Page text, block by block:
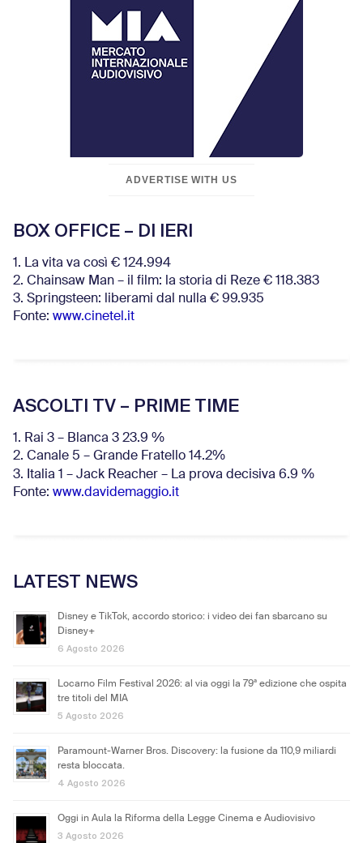
ADVERTISE WITH US
BOX OFFICE – DI IERI
1. La vita va così € 124.994
2. Chainsaw Man – il film: la storia di Reze € 118.383
3. Springsteen: liberami dal nulla € 99.935
Fonte: www.cinetel.it
ASCOLTI TV – PRIME TIME
1. Rai 3 – Blanca 3 23.9 %
2. Canale 5 – Grande Fratello 14.2%
3. Italia 1 – Jack Reacher – La prova decisiva 6.9 %
Fonte: www.davidemaggio.it
LATEST NEWS
Disney e TikTok, accordo storico: i video dei fan sbarcano su
Disney+
6 Agosto 2026
Locarno Film Festival 2026: al via oggi la 79ª edizione che ospita
tre titoli del MIA
5 Agosto 2026
Paramount-Warner Bros. Discovery: la fusione da 110,9 miliardi
resta bloccata.
4 Agosto 2026
Oggi in Aula la Riforma della Legge Cinema e Audiovisivo
3 Agosto 2026